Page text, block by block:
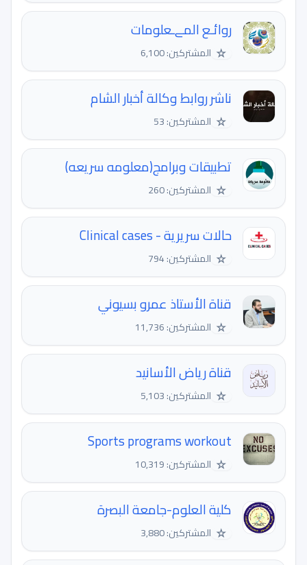
روائـع المےـعلومات
☆ المشتركين: 6,100
ناشر روابط وكالة أخبار الشام
☆ المشتركين: 53
تطبيقات وبرامج(معلومه سريعه)
☆ المشتركين: 260
حالات سريرية - Clinical cases
☆ المشتركين: 794
قناة الأستاذ عمرو بسيوني
☆ المشتركين: 11,736
قناة رياض الأسانيد
☆ المشتركين: 5,103
Sports programs workout
☆ المشتركين: 10,319
كلية العلوم-جامعة البصرة
☆ المشتركين: 3,880